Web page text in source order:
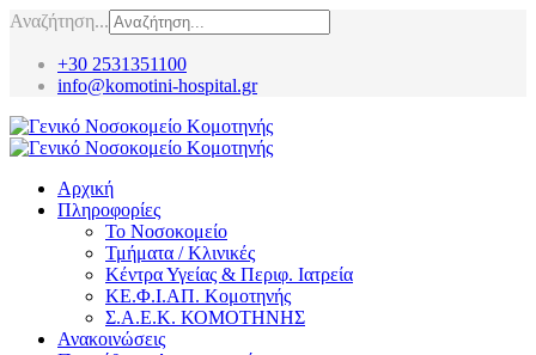
Αναζήτηση...
+30 2531351100
info@komotini-hospital.gr
Αρχική
Πληροφορίες
Το Νοσοκομείο
Τμήματα / Κλινικές
Κέντρα Υγείας & Περιφ. Ιατρεία
ΚΕ.Φ.Ι.ΑΠ. Κομοτηνής
Σ.Α.Ε.Κ. ΚΟΜΟΤΗΝΗΣ
Ανακοινώσεις